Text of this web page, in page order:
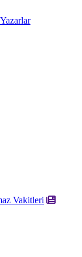
Yazarlar
Vakitleri